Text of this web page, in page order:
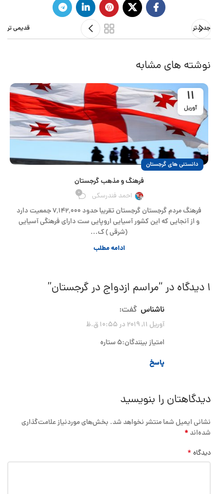
جدیدتر قدیمی تر
نوشته های مشابه
11
آوریل
دانستنی های گرجستان
فرهنگ و مذهب گرجستان
احمد فندرسکی 0
فرهنگ مردم گرجستان گرجستان تقریبا حدود ۷٬۱۴۲٬۰۰۰ جمعیت دارد
و از آنجایی که این کشور آسیایی اروپایی ست دارای فرهنگی آسیایی
(شرقی ) ک...
ادامه مطلب
1 دیدگاه در “ مراسم ازدواج در گرجستان”
ناشناس گفت:
آوریل 11, 2019 در 10:55 ق.ظ
امتیاز بینندگان:5 ستاره
پاسخ
دیدگاهتان را بنویسید
نشانی ایمیل شما منتشر نخواهد شد. بخش‌های موردنیاز علامت‌گذاری
شده‌اند*
دیدگاه *